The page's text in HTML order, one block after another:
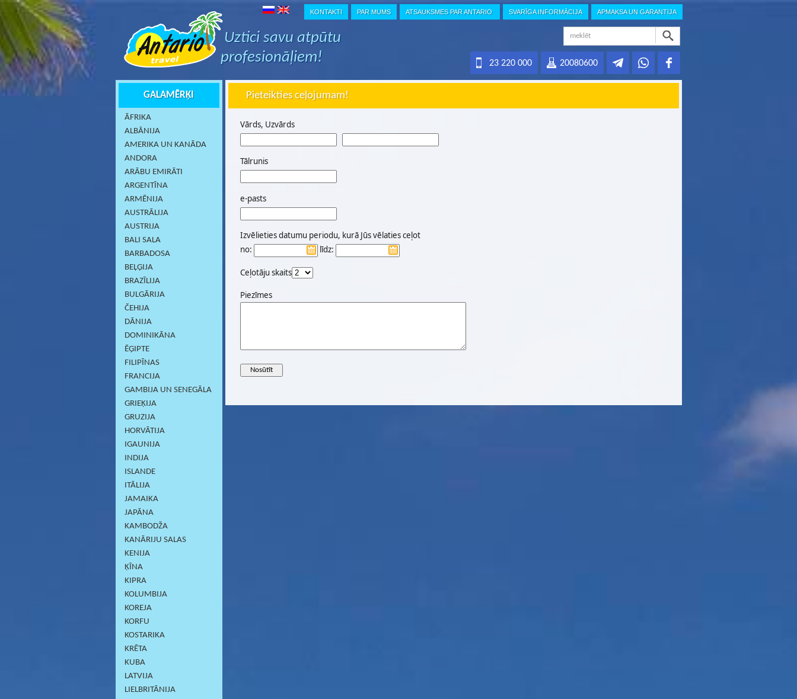
KONTAKTI PAR MUMS ATSAUKSMES PAR ANTARIO SVARĪGA INFORMĀCIJA APMAKSA UN GARANTIJA
Uztici savu atpūtu
profesionāļiem!
20080600
23 220 000
GALAMĒRĶI
ĀFRIKA
ALBĀNIJA
AMERIKA UN KANĀDA
ANDORA
ARĀBU EMIRĀTI
ARGENTĪNA
ARMĒNIJA
AUSTRĀLIJA
AUSTRIJA
BALI SALA
BARBADOSA
BEĻĢIJA
BRAZĪLIJA
BULGĀRIJA
ČEHIJA
DĀNIJA
DOMINIKĀNA
ĒĢIPTE
FILIPĪNAS
FRANCIJA
GAMBIJA UN SENEGĀLA
GRIEĶIJA
GRUZIJA
HORVĀTIJA
IGAUNIJA
INDIJA
ISLANDE
ITĀLIJA
JAMAIKA
JAPĀNA
KAMBODŽA
KANĀRIJU SALAS
KENIJA
ĶĪNA
KIPRA
KOLUMBIJA
KOREJA
KORFU
KOSTARIKA
KRĒTA
KUBA
LATVIJA
LIELBRITĀNIJA
Pieteikties ceļojumam!
Vārds, Uzvārds
Tālrunis
e-pasts
Izvēlieties datumu periodu, kurā Jūs vēlaties ceļot
no:
līdz:
Ceļotāju skaits
Piezīmes